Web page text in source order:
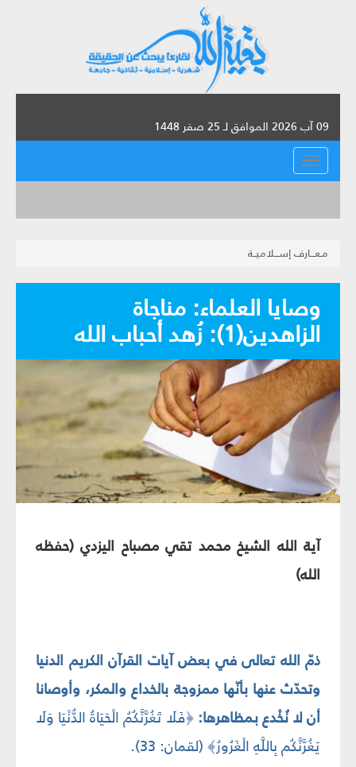
09 آب 2026 الموافق لـ 25 صفر 1448
القائمة
مـعـــارف إســـلاميــة
وصايا العلماء: مناجاة
الزاهدين(1): زُهد أحباب الله
آية الله الشيخ محمد تقي مصباح اليزدي (حفظه
الله)
ذمّ الله تعالى في بعض آيات القرآن الكريم الدنيا
وتحدّث عنها بأنّها ممزوجة بالخداع والمكر، وأوصانا
أن لا نُخْدع بمظاهرها: ﴿فَلَا تَغُرَّنَّكُمُ الْحَيَاةُ الدُّنْيَا وَلَا
يَغُرَّنَّكُم بِاللَّهِ الْغَرُورُ﴾ (لقمان: 33).